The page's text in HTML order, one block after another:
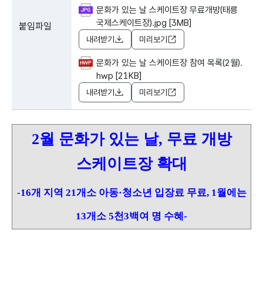
붙임파일
문화가 있는 날 스케이트장 무료개방(태릉
국제스케이트장).jpg [3MB]
내려받기 미리보기
문화가 있는 날 스케이트장 참여 목록(2월).
hwp [21KB]
내려받기 미리보기
2월 문화가 있는 날, 무료 개방
스케이트장 확대
-16개 지역 21개소 아동·청소년 입장료 무료, 1월에는
13개소 5천3백여 명 수혜-